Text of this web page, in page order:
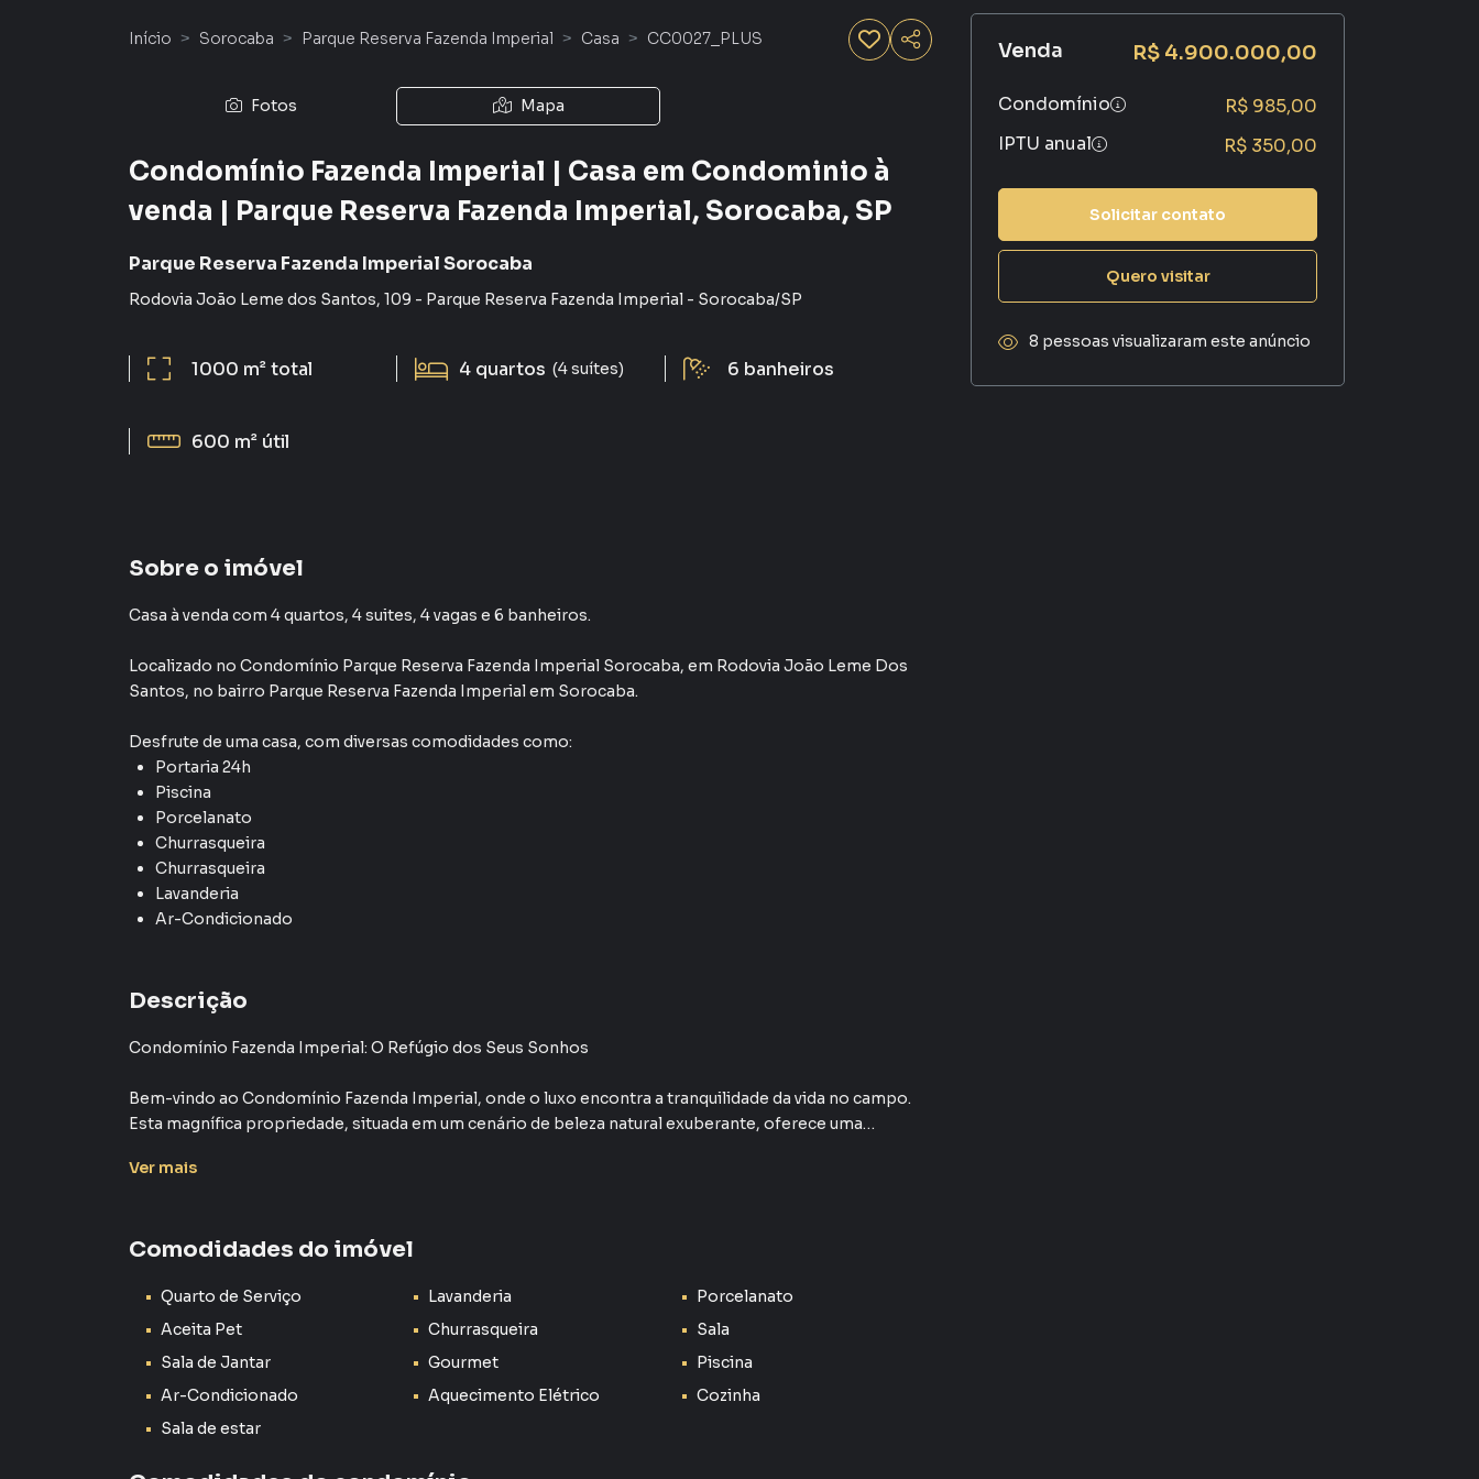
Início Sorocaba Parque Reserva Fazenda Imperial Casa CC0027_PLUS
Fotos Mapa
Condomínio Fazenda Imperial | Casa em Condominio à
venda | Parque Reserva Fazenda Imperial, Sorocaba, SP
Parque Reserva Fazenda Imperial Sorocaba
Rodovia João Leme dos Santos, 109 - Parque Reserva Fazenda Imperial - Sorocaba/SP
1000 m²total 4 quartos (4 suítes) 6 banheiros
600 m² útil
Sobre o imóvel
Casa à venda com 4 quartos, 4 suites, 4 vagas e 6 banheiros.
Localizado no Condomínio Parque Reserva Fazenda Imperial Sorocaba, em Rodovia João Leme Dos
Santos, no bairro Parque Reserva Fazenda Imperialem Sorocaba.
Desfrute de uma casa, com diversas comodidades como:
Portaria 24h
Piscina
Porcelanato
Churrasqueira
Churrasqueira
Lavanderia
Ar-Condicionado
Descrição
Condomínio Fazenda Imperial: O Refúgio dos Seus Sonhos
Bem-vindo ao Condomínio Fazenda Imperial, onde o luxo encontra a tranquilidade da vida no campo.
Esta magnífica propriedade, situada em um cenário de beleza natural exuberante, oferece uma
Quatro Suítes Espetaculares: Desperte todos os dias em quartos espaçosos e elegantemente
supremo e privacidade para todos os membros da família e convidados.
600 Metros Quadrados de Pura Elegância: Com amplos espaços internos e externos, esta propriedade
para entreter, relaxar e criar memórias inesquecíveis.
Ver mais
Comodidades do imóvel
Quarto de Serviço Lavanderia
Porcelanato
Aceita Pet
Churrasqueira
Sala
Sala de Jantar
Gourmet
Piscina
Ar-Condicionado
Aquecimento Elétrico
Cozinha
Sala de estar
Venda R$ 4.900.000,00
Condomínio
R$ 985,00
IPTU anual
R$ 350,00
Solicitar contato
Quero visitar
8 pessoas visualizaram este anúncio